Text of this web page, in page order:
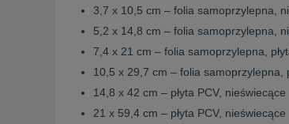
3,7 x 10,5 cm – folia samoprzylepna,
5,2 x 14,8 cm – folia samoprzylepna,
7,4 x 21 cm – folia samoprzylepna,
10,5 x 29,7 cm – folia samoprzylepna,
14,8 x 42 cm – płyta PCV, nieświecące
21 x 59,4 cm – płyta PCV, nieświecące